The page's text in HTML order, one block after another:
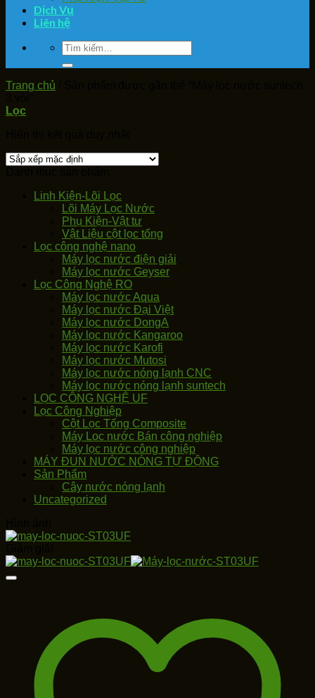
Dịch Vụ
Liên hệ
Tìm
kiếm:
Trang chủ
Lọc
Linh Kiện-Lõi Lọc
Lõi Máy Lọc Nước
Phụ Kiện-Vật tư
Vật Liệu cột lọc tổng
Lọc công nghệ nano
Máy lọc nước điện giải
Máy lọc nước Geyser
Lọc Công Nghệ RO
Máy lọc nước Aqua
Máy lọc nước Đại Việt
Máy lọc nước DongA
Máy lọc nước Kangaroo
Máy lọc nước Karofi
Máy lọc nước Mutosi
Máy lọc nước nóng lạnh CNC
Máy lọc nước nóng lạnh suntech
LỌC CÔNG NGHỆ UF
Lọc Công Nghiệp
Cột Lọc Tổng Composite
Máy Loc nước Bán công nghiệp
Máy lọc nước công nghiệp
MÁY ĐUN NƯỚC NÓNG TỰ ĐỘNG
Sản Phẩm
Cây nước nóng lạnh
Uncategorized